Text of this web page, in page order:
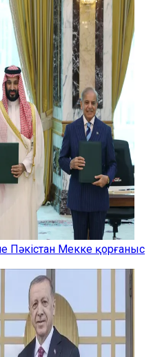
Пәкістан Мекке қорғаныс